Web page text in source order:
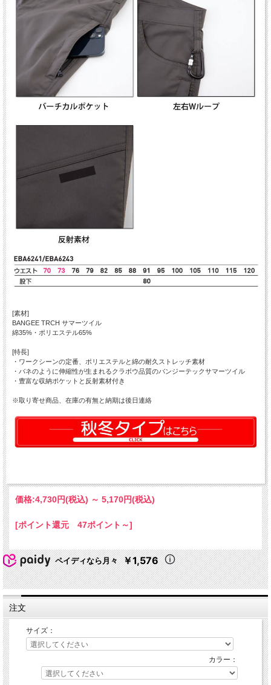
[素材]
BANGEE TRCH サマーツイル
綿35%・ポリエステル65%
[特長]
・ワークシーンの定番、ポリエステルと綿の耐久ストレッチ素材
・バネのように伸縮性が生まれるクラボウ品質のバンジーテックサマーツイル
・豊富な収納ポケットと反射素材付き
※取り寄せ商品、在庫の有無と納期は後日連絡
価格:4,730円(税込) ～ 5,170円(税込)
[ポイント還元 47ポイント～]
ペイディなら月々 ￥1,576
注文
サイズ：
カラー：